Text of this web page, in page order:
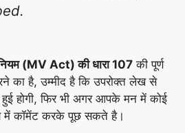
(MV Act) की धारा 107 की पूर्ण
का है, उम्मीद है कि उपरोक्त लेख से
हुई होगी, फिर भी अगर आपके मन में कोई
में कॉमेंट करके पूछ सकते है।